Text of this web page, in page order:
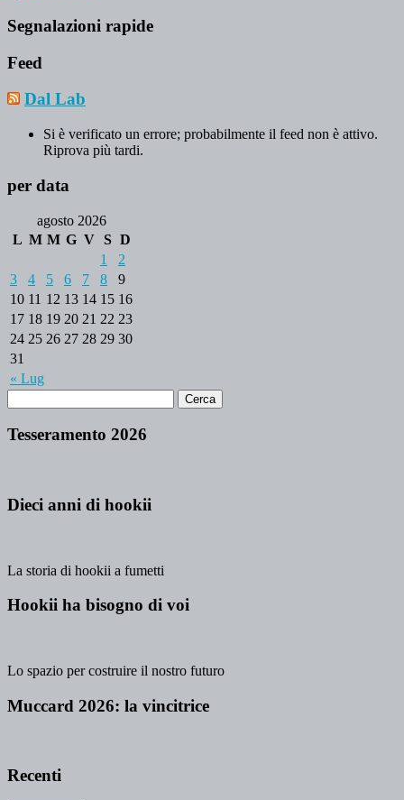
Segnalazioni rapide
Feed
Dal Lab
Si è verificato un errore; probabilmente il feed non è attivo.
Riprova più tardi.
per data
agosto 2026
L M M G V S D
« Lug
1
2
3
4 5 6 7 8
9
10 11 12 13 14 15 16
17 18 19 20 21 22 23
24 25 26 27 28 29 30
31
Tesseramento 2026
Dieci anni di hookii
La storia di hookii a fumetti
Hookii ha bisogno di voi
Lo spazio per costruire il nostro futuro
Muccard 2026: la vincitrice
Recenti